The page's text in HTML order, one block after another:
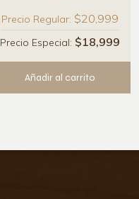
Precio Regular: $20,999
Precio Especial: $18,999
Añadir al carrito